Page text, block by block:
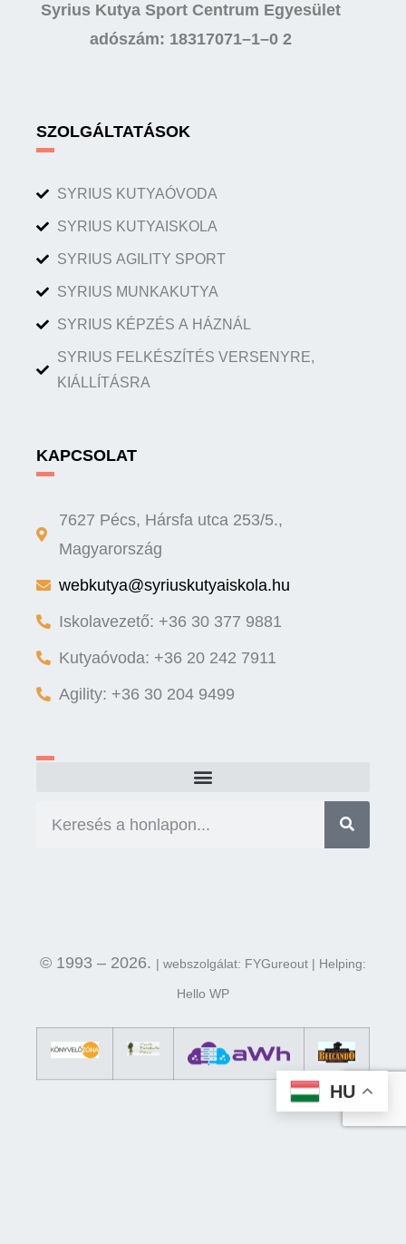
Syrius Kutya Sport Centrum Egyesület
adószám: 18317071–1–0 2
SZOLGÁLTATÁSOK
SYRIUS KUTYAÓVODA
SYRIUS KUTYAISKOLA
SYRIUS AGILITY SPORT
SYRIUS MUNKAKUTYA
SYRIUS KÉPZÉS A HÁZNÁL
SYRIUS FELKÉSZÍTÉS VERSENYRE,
KIÁLLÍTÁSRA
KAPCSOLAT
7627 Pécs, Hársfa utca 253/5.,
Magyarország
webkutya@syriuskutyaiskola.hu
Iskolavezető: +36 30 377 9881
Kutyaóvoda: +36 20 242 7911
Agility: +36 30 204 9499
© 1993 – 2026. | webszolgálat: FYGureout | Helping:
Hello WP
HU